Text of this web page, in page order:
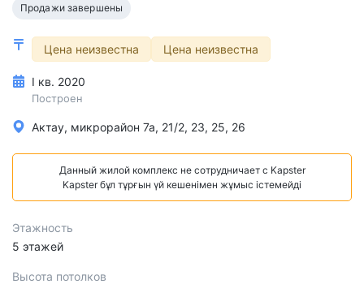
Продажи завершены
Цена неизвестна Цена неизвестна
I кв. 2020
Построен
Актау, микрорайон 7а, 21/2, 23, 25, 26
Данный жилой комплекс не сотрудничает с Kapster
Kapster бұл тұрғын үй кешенімен жұмыс істемейді
Этажность
5 этажей
Высота потолков